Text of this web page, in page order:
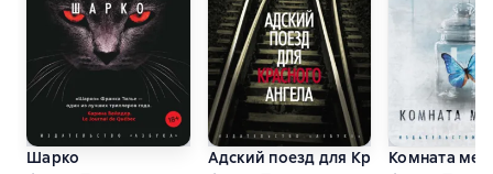
Шарко
Адский поезд для Красного Ангела
Комната